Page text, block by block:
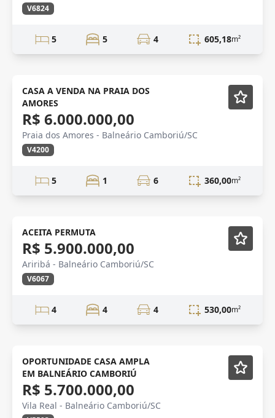
V6824
5 5 4 605,18m²
CASA A VENDA NA PRAIA DOS
AMORES
R$ 6.000.000,00
Praia dos Amores - Balneário Camboriú/SC
V4200
5 1 6 360,00m²
VENDA
ACEITA PERMUTA
R$ 5.900.000,00
Ariribá - Balneário Camboriú/SC
V6067
4 4 4 530,00m²
VENDA Mobiliado
OPORTUNIDADE CASA AMPLA
EM BALNEÁRIO CAMBORIÚ
R$ 5.700.000,00
Vila Real - Balneário Camboriú/SC